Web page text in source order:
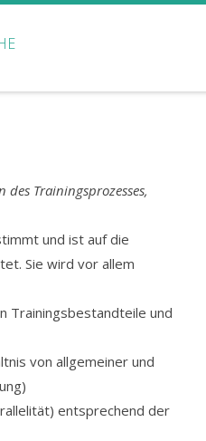
Trainingsprozesses,
und ist auf die
Sie wird vor allem
Trainingsbestandteile und
von allgemeiner und
entsprechend der